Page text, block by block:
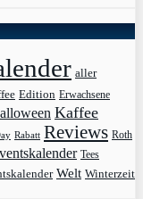
aller
Edition Erwachsene
Kaffee
Rabatt Reviews Roth
Tees
Welt Winterzeit